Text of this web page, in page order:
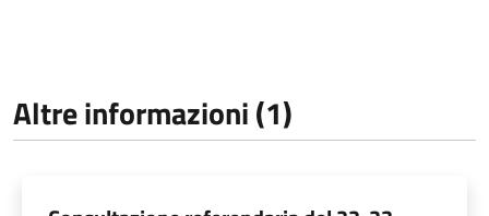
Altre informazioni (1)